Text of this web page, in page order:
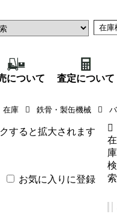
について 査定について
在庫 鉄骨・製缶機械
／2003年式）
すると拡大されます
お気に入りに登録
在
庫
検
索